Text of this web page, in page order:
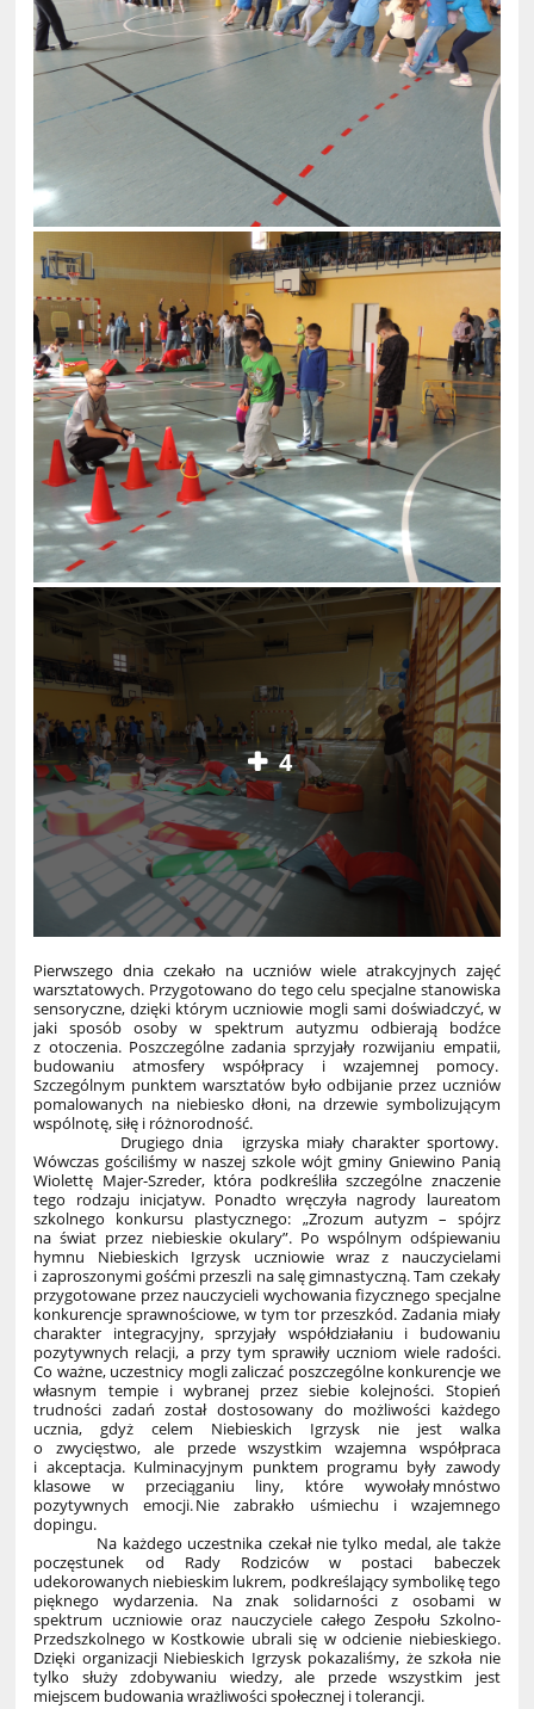
4
Pierwszego dnia czekało na uczniów wiele atrakcyjnych zajęć
warsztatowych. Przygotowano do tego celu specjalne stanowiska
sensoryczne, dzięki którym uczniowie mogli sami doświadczyć, w
jaki sposób osoby w spektrum autyzmu odbierają bodźce
z otoczenia. Poszczególne zadania sprzyjały rozwijaniu empatii,
budowaniu atmosfery współpracy i wzajemnej pomocy.
Szczególnym punktem warsztatów było odbijanie przez uczniów
pomalowanych na niebiesko dłoni, na drzewie symbolizującym
wspólnotę, siłę i różnorodność.
Drugiego dnia igrzyska miały charakter sportowy.
Wówczas gościliśmy w naszej szkole wójt gminy Gniewino Panią
Wiolettę Majer-Szreder, która podkreśliła szczególne znaczenie
tego rodzaju inicjatyw. Ponadto wręczyła nagrody laureatom
szkolnego konkursu plastycznego: „Zrozum autyzm – spójrz
na świat przez niebieskie okulary”. Po wspólnym odśpiewaniu
hymnu Niebieskich Igrzysk uczniowie wraz z nauczycielami
i zaproszonymi gośćmi przeszli na salę gimnastyczną. Tam czekały
przygotowane przez nauczycieli wychowania fizycznego specjalne
konkurencje sprawnościowe, w tym tor przeszkód. Zadania miały
charakter integracyjny, sprzyjały współdziałaniu i budowaniu
pozytywnych relacji, a przy tym sprawiły uczniom wiele radości.
Co ważne, uczestnicy mogli zaliczać poszczególne konkurencje we
własnym tempie i wybranej przez siebie kolejności. Stopień
trudności zadań został dostosowany do możliwości każdego
ucznia, gdyż celem Niebieskich Igrzysk nie jest walka
o zwycięstwo, ale przede wszystkim wzajemna współpraca
i akceptacja. Kulminacyjnym punktem programu były zawody
klasowe w przeciąganiu liny, które wywołały mnóstwo
pozytywnych emocji. Nie zabrakło uśmiechu i wzajemnego
dopingu.
Na każdego uczestnika czekał nie tylko medal, ale także
poczęstunek od Rady Rodziców w postaci babeczek
udekorowanych niebieskim lukrem, podkreślający symbolikę tego
pięknego wydarzenia. Na znak solidarności z osobami w
spektrum uczniowie oraz nauczyciele całego Zespołu Szkolno-
Przedszkolnego w Kostkowie ubrali się w odcienie niebieskiego.
Dzięki organizacji Niebieskich Igrzysk pokazaliśmy, że szkoła nie
tylko służy zdobywaniu wiedzy, ale przede wszystkim jest
miejscem budowania wrażliwości społecznej i tolerancji.